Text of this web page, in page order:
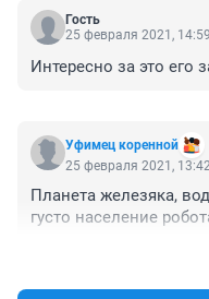
Гость
25 февраля 2021, 14:59
Интересно за это его
Уфимец коренной
25 февраля 2021,
Планета железяка,
густо население